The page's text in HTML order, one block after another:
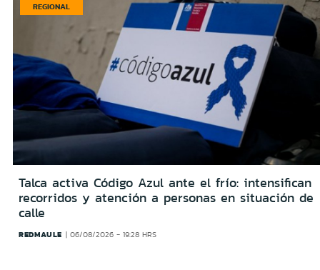
REGIONAL
Talca activa Código Azul ante el frío: intensifican
recorridos y atención a personas en situación de
calle
REDMAULE 06/08/2026 - 19:28 HRS